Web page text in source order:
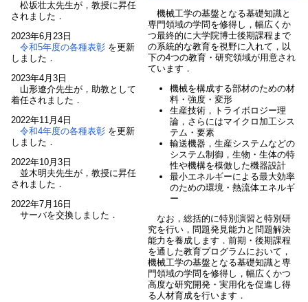
松坂壮太先生が，教授に昇任
されました．
2023年6月23日
令和5年度の各種表彰を更新
しました．
2023年4月3日
山形遼介先生が，助教として
着任されました．
2022年11月4日
令和4年度の各種表彰を更新
しました．
2022年10月3日
並木明夫先生が，教授に昇任
されました．
2022年7月16日
サーバを交換しました．
機械工学の基盤となる基礎知識と
専門領域の学問を修得し，幅広くか
つ最終的に大学院博士後期課程まで
の系統的な教育を視野に入れて，以
下の4つの教育・研究領域が用意され
ています．
機械を構成する部材のための材
料・強度・変形
生産技術，トライボロジー理
論，さらにはマイクロ加工シス
テム・要素
輸送機器，生産システムなどの
システム制御，生物・生体の特
性や機構を模倣した機器設計
最小エネルギーによる最大効率
のための環境・熱流体エネルギ
ー
なお，総括的に特別演習と特別研
究を行い，問題発見能力と問題解決
能力を養成します．前期・後期課程
を通した教育プログラムにおいて，
機械工学の基盤となる基礎知識と専
門領域の学問を修得し，幅広くかつ
高度な研究開発・実用化を促進し得
る人材育成を行います．